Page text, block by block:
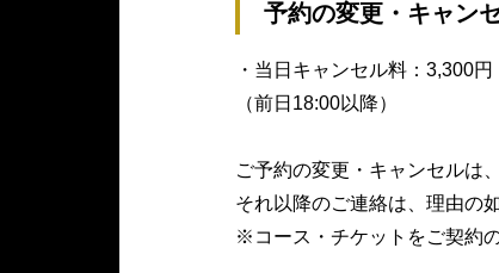
予約の変更・キャン
・当⽇キャンセル料：3,300円
（前⽇18:00以降）
ご予約の変更・キャンセルは
それ以降のご連絡は、理由の
※コース・チケットをご契約